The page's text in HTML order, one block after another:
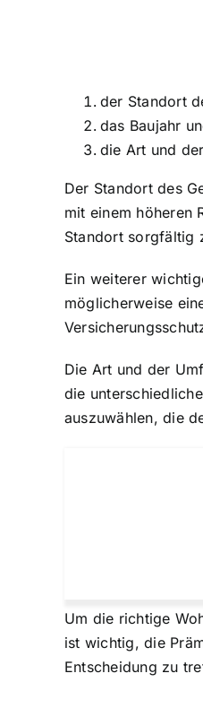
der Standort
das Baujahr
die Art und
Der Standort des
mit einem höheren
Standort sorgfältig
Ein weiterer
möglicherweise
Die Art und der
die
auszuwählen, die
Um die richtige
ist wichtig, die
Entscheidung zu